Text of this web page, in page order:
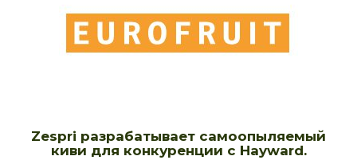
Zespri разрабатывает самоопыляемый
киви для конкуренции с Hayward.